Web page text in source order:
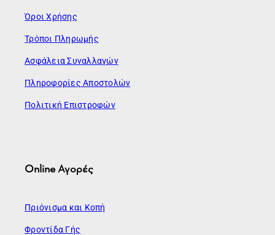
Όροι Χρήσης
Τρόποι Πληρωμής
Ασφάλεια Συναλλαγών
Πληροφορίες Αποστολών
Πολιτική Επιστροφών
Online Αγορές
Πριόνισμα και Κοπή
Φροντίδα Γής